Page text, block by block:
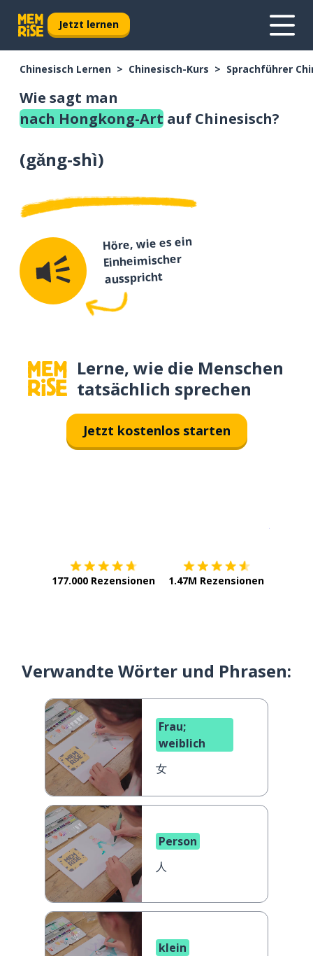
Jetzt lernen
Chinesisch Lernen Chinesisch-Kurs Sprachführer
Wie sagt man
nach Hongkong-Art auf Chinesisch?
(gǎng-shì)
Höre, wie es ein
Einheimischer
ausspricht
Lerne, wie die Menschen
tatsächlich sprechen
Jetzt kostenlos starten
177.000 Rezensionen 1.47M Rezensionen
Verwandte Wörter und Phrasen:
Frau;
weiblich
女
Person
人
klein